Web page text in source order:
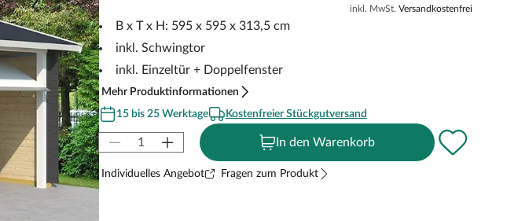
inkl. MwSt. Versandkostenfrei
B x T x H: 595 x 595 x 313,5 cm
inkl. Schwingtor
inkl. Einzeltür + Doppelfenster
Mehr Produktinformationen
15 bis 25 Werktage
Kostenfreier Stückgutversand
In den Warenkorb
Individuelles Angebot Fragen zum Produkt